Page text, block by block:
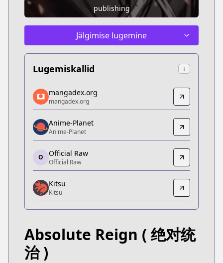
publishing
Jälgimise lugemine
Lugemiskallid ↓
mangadex.org
mangadex.org
https://mangadex.org/title/1de0715a-ba15-4250-
Anime-Planet
Anime-Planet
https://www.anime-planet.com/manga/absolute-
Official Raw
Official Raw
https://comic.naver.com/webtoon/
Kitsu
Kitsu
MangaUpdates
MangaUpdates
https://www.mangaupdates.com/
mangadex.org
mangadex.org
Anime-Planet
Anime-Planet
O Official Raw
Official Raw
Kitsu
Kitsu
Absolute Reign ( 绝对统
治 )